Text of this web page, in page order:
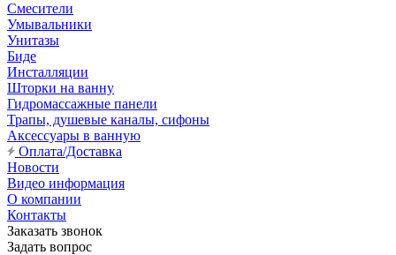
Смесители
Умывальники
Унитазы
Биде
Инсталляции
Шторки на ванну
Гидромассажные панели
Трапы, душевые каналы, сифоны
Аксессуары в ванную
Оплата/Доставка
Новости
Видео информация
О компании
Контакты
Заказать звонок
Задать вопрос